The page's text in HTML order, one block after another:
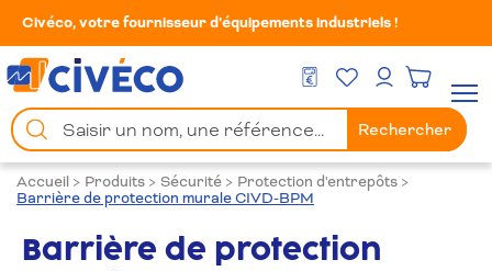
Civéco, votre fournisseur d’équipements industriels !
DEVIS GRATUIT
Mes FavorisMon compte
Chercher
un
produit
Rechercher
Accueil > Produits > Sécurité > Protection d'entrepôts >
Barrière de protection murale CIVD-BPM
Barrière de protection